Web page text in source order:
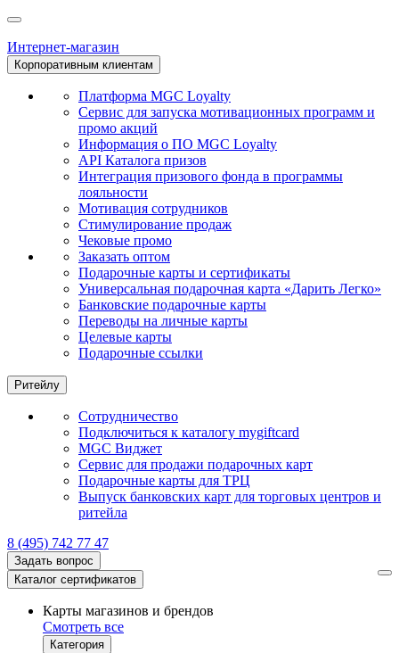
Интернет-магазин
Корпоративным клиентам
Платформа MGC Loyalty
Сервис для запуска мотивационных программ и
промо акций
Информация о ПО MGC Loyalty
API Каталога призов
Интеграция призового фонда в программы
лояльности
Мотивация сотрудников
Стимулирование продаж
Чековые промо
Заказать оптом
Подарочные карты и сертификаты
Универсальная подарочная карта «Дарить Легко»
Банковские подарочные карты
Переводы на личные карты
Целевые карты
Подарочные ссылки
Ритейлу
Сотрудничество
Подключиться к каталогу mygiftcard
MGC Виджет
Сервис для продажи подарочных карт
Подарочные карты для ТРЦ
Выпуск банковских карт для торговых центров и
ритейла
8 (495) 742 77 47
Задать вопрос
Каталог сертификатов
Карты магазинов и брендов
Смотреть все
Категория